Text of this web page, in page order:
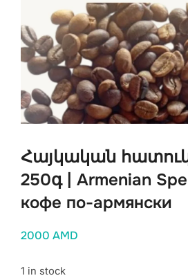
Հայկական հատուկ
250գ | Armenian
кофе по-армянски
2000 AMD
1 in stock